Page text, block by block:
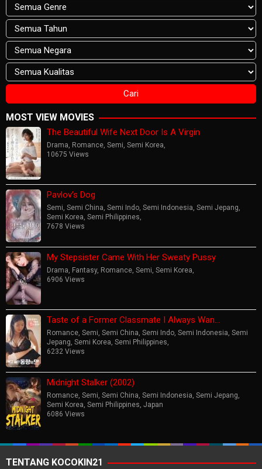
MOST VIEW MOVIES
The Beautiful Wife Next Door Is A Virgin
Drama, Romance, Semi, Semi Korea,
10675 Views
Pavlov’s Dog
Semi, Semi China, Semi Indo, Semi Indonesia, Semi Jepang,
Semi Korea, Semi Philippines,
7678 Views
My Stepsister Came With Her Sweaty Pussy
Drama, Fantasy, Romance, Semi, Semi Korea,
6906 Views
Taste of a Former Classmate I Always Wan…
Romance, Semi, Semi China, Semi Indo, Semi Indonesia, Semi
Jepang, Semi Korea, Semi Philippines,
6232 Views
Midnight Stalker (2002)
Romance, Semi, Semi China, Semi Indonesia, Semi Jepang,
Semi Korea, Semi Philippines, Japan
6086 Views
TENTANG KOCOKIN21